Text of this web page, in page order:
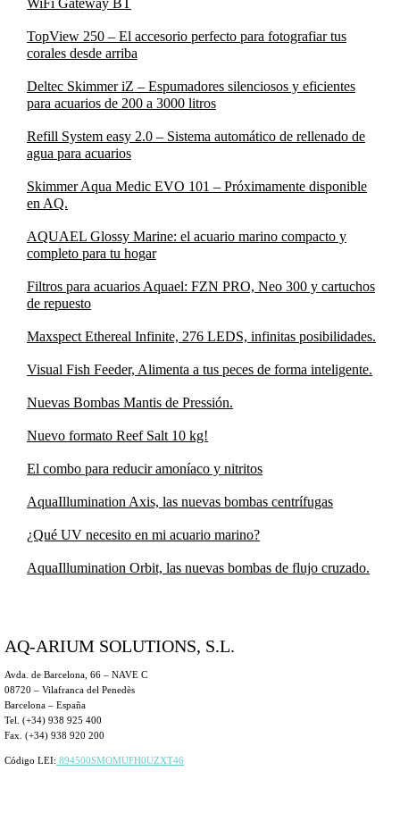
WiFi Gateway BT
TopView 250 – El accesorio perfecto para fotografiar tus
corales desde arriba
Deltec Skimmer iZ – Espumadores silenciosos y eficientes
para acuarios de 200 a 3000 litros
Refill System easy 2.0 – Sistema automático de rellenado de
agua para acuarios
Skimmer Aqua Medic EVO 101 – Próximamente disponible
en AQ.
AQUAEL Glossy Marine: el acuario marino compacto y
completo para tu hogar
Filtros para acuarios Aquael: FZN PRO, Neo 300 y cartuchos
de repuesto
Maxspect Ethereal Infinite, 276 LEDS, infinitas posibilidades.
Visual Fish Feeder, Alimenta a tus peces de forma inteligente.
Nuevas Bombas Mantis de Pressión.
Nuevo formato Reef Salt 10 kg!
El combo para reducir amoníaco y nitritos
AquaIllumination Axis, las nuevas bombas centrífugas
¿Qué UV necesito en mi acuario marino?
AquaIllumination Orbit, las nuevas bombas de flujo cruzado.
AQ-ARIUM SOLUTIONS, S.L.
Avda. de Barcelona, 66 – NAVE C
08720 – Vilafranca del Penedès
Barcelona – España
Tel. (+34) 938 925 400
Fax. (+34) 938 920 200
Código LEI: 894500SMOMUFH0UZXT46